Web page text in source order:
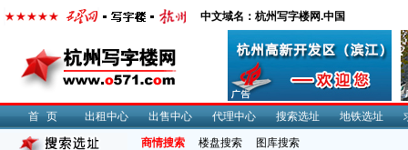
中文域名：杭州写字楼网.中国
首页 出租中心 出售中心 代理中心 搜索选址 地铁选址
商情搜索 楼盘搜索 图库搜索